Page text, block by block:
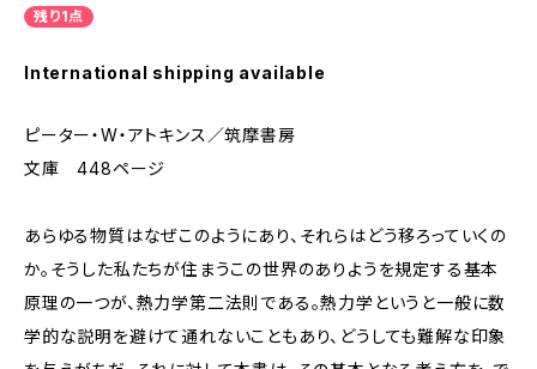
残り1点
International shipping available
ピーター・W・アトキンス／筑摩書房
文庫 448ページ
あらゆる物質はなぜこのようにあり、それらはどう移ろっていくの
か。そうした私たちが住まうこの世界のありようを規定する基本
原理の一つが、熱力学第二法則である。熱力学というと一般に数
学的な説明を避けて通れないこともあり、どうしても難解な印象